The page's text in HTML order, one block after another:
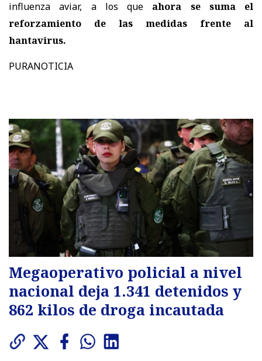
influenza aviar, a los que ahora se suma el
reforzamiento de las medidas frente al
hantavirus.
PURANOTICIA
Megaoperativo policial a nivel
nacional deja 1.341 detenidos y
862 kilos de droga incautada